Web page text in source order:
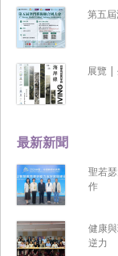
最新新聞
聖若
作
健康
逆力
第五
展覽 |